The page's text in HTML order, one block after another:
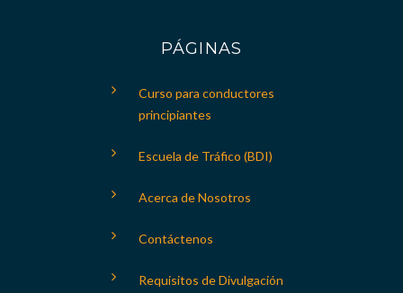
PÁGINAS
Curso para conductores
principiantes
Escuela de Tráfico (BDI)
Acerca de Nosotros
Contáctenos
Requisitos de Divulgación